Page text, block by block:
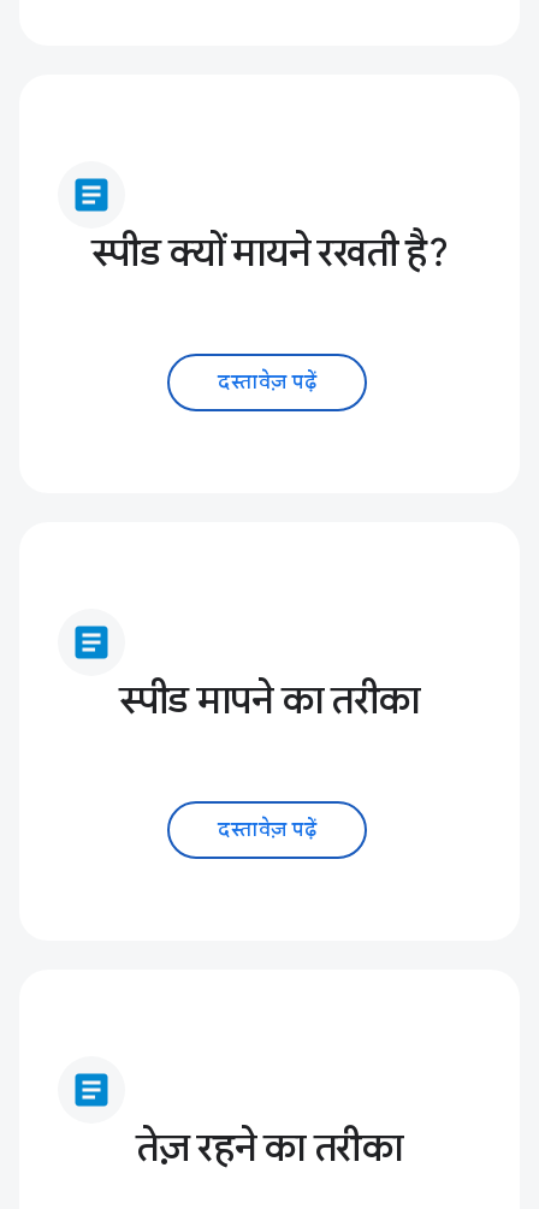
article
स्पीड क्यों मायने रखती है?
दस्तावेज़ पढ़ें
article
स्पीड मापने का तरीका
दस्तावेज़ पढ़ें
article
तेज़ रहने का तरीका